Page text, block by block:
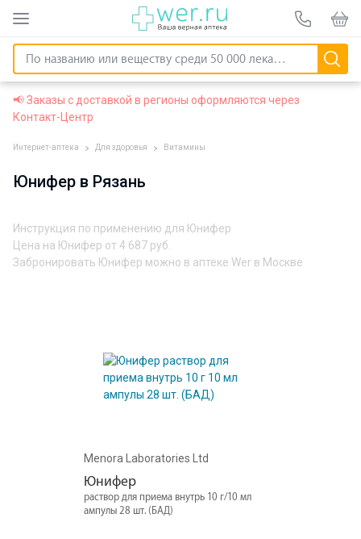
📢 Заказы с доставкой в регионы оформляются через
Контакт-Центр
Интернет-аптека Для здоровья Витамины
Юнифер в Рязань
Инструкция по применению для Юнифер
Цена на Юнифер от4 687 руб.
Забронировать Юнифер можно в аптеке Wer в Москве
Menora Laboratories Ltd
Юнифер
раствор для приема внутрь 10 г/10 мл
ампулы 28 шт. (БАД)